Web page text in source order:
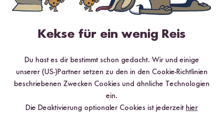
Kekse für ein wenig Reis
Du hast es dir bestimmt schon gedacht. Wir und einige
unserer (US-)Partner setzen zu den in den Cookie-Richtlinien
beschriebenen Zwecken Cookies und ähnliche Technologien
ein.
Die Deaktivierung optionaler Cookies ist jederzeit hier